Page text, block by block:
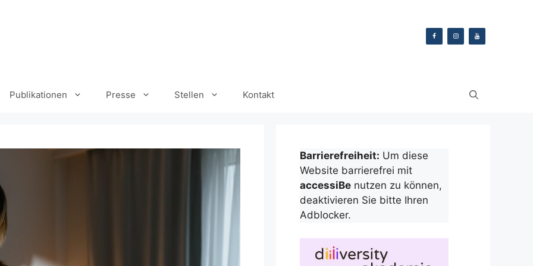
Publikationen Presse Stellen Kontakt
Barrierefreiheit: Um diese
Website barrierefrei mit
accessiBe nutzen zu können,
deaktivieren Sie bitte Ihren
Adblocker.